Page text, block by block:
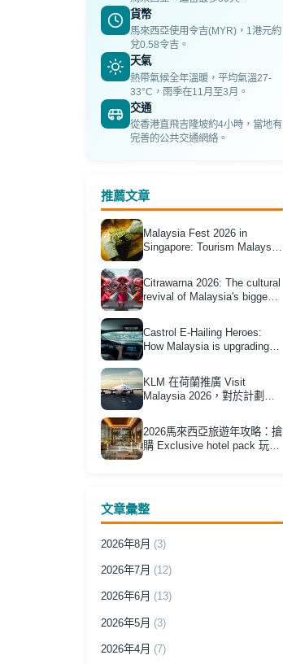
貨幣
馬來西亞使用令吉(MYR)，1港元約
兌0.58令吉。
天氣
熱帶氣候全年溫暖，平均氣溫27-
33°C，雨季在11月至3月。
交通
從香港直飛吉隆坡約4小時，當地有
完善的公共交通網絡。
推薦文章
Malaysia Fest 2026 in
Singapore: Tourism Malaysia
Unveils Durian Packages
'Klang Valley Edition'
Citrawarna 2026: The cultural
revival of Malaysia's biggest
street festival
Castrol E-Hailing Heroes:
How Malaysia is upgrading
its tourism transport
infrastructure
KLM 在荷蘭推廣 Visit
Malaysia 2026，對於計劃經
歐洲轉機前往馬來西亞的香港
旅客有何實際意義？
2026馬來西亞旅遊年攻略：搶
購 Exclusive hotel pack 玩轉
Citrawarna 美食節省錢指南
文章彙整
2026年8月 (3)
2026年7月 (12)
2026年6月 (13)
2026年5月 (3)
2026年4月 (7)